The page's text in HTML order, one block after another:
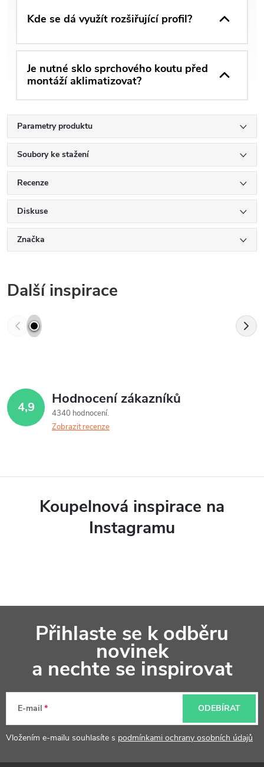
Kde se dá využít rozšiřující profil?
Je nutné sklo sprchového koutu před
montáží aklimatizovat?
Parametry produktu
Soubory ke stažení
Recenze
Diskuse
Značka
Další inspirace
4,9 Hodnocení zákazníků
4340 hodnocení
Zobrazit recenze
Koupelnová inspirace na
Instagramu
a
Přihlaste se k odběru
novinek
a nechte se inspirovat
E-mail
Vložením e-mailu souhlasíte s podmínkami ochrany osobních údajů
ODEBÍRAT